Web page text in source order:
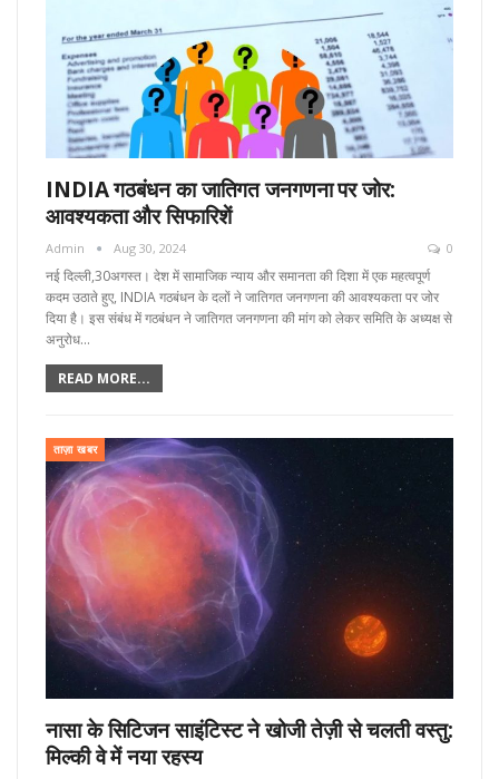
INDIA गठबंधन का जातिगत जनगणना पर जोर:
आवश्यकता और सिफारिशें
Admin Aug 30, 2024 0
नई दिल्ली,30अगस्त। देश में सामाजिक न्याय और समानता की दिशा में एक महत्वपूर्ण
कदम उठाते हुए, INDIA गठबंधन के दलों ने जातिगत जनगणना की आवश्यकता पर जोर
दिया है। इस संबंध में गठबंधन ने जातिगत जनगणना की मांग को लेकर समिति के अध्यक्ष से
अनुरोध…
READ MORE...
ताज़ा खबर
नासा के सिटिजन साइंटिस्ट ने खोजी तेज़ी से चलती वस्तु:
मिल्की वे में नया रहस्य